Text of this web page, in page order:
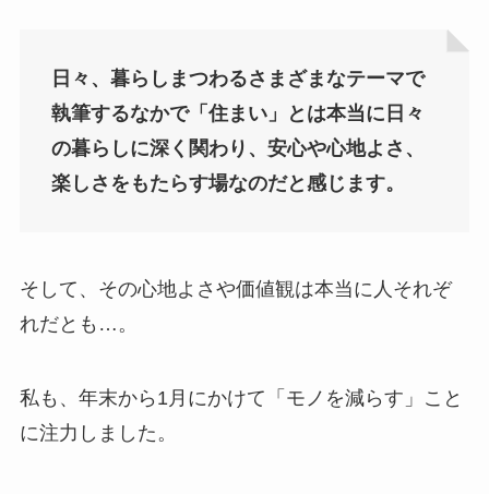
日々、暮らしまつわるさまざまなテーマで
執筆するなかで「住まい」とは本当に日々
の暮らしに深く関わり、安心や心地よさ、
楽しさをもたらす場なのだと感じます。
そして、その心地よさや価値観は本当に人それぞ
れだとも…。
私も、年末から1月にかけて「モノを減らす」こと
に注力しました。